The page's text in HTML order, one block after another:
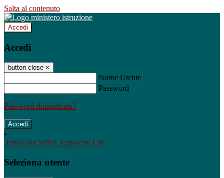
Salta al contenuto
Accedi
Accedi
button close ×
Nome Utente
Password
Password dimenticata?
-
Entra con SPID Entra con CIE
Seleziona utente